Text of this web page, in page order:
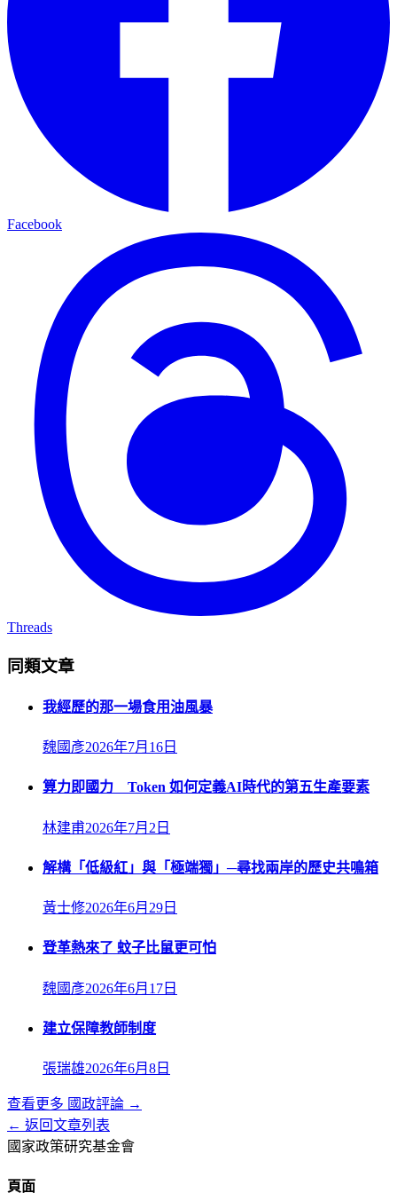
Facebook
Threads
同類文章
我經歷的那一場食用油風暴
魏國彥2026年7月16日
算力即國力 Token 如何定義AI時代的第五生產要素
林建甫2026年7月2日
解構「低級紅」與「極端獨」─尋找兩岸的歷史共鳴箱
黃士修2026年6月29日
登革熱來了 蚊子比鼠更可怕
魏國彥2026年6月17日
建立保障教師制度
張瑞雄2026年6月8日
查看更多 國政評論 →
← 返回文章列表
國家政策研究基金會
頁面